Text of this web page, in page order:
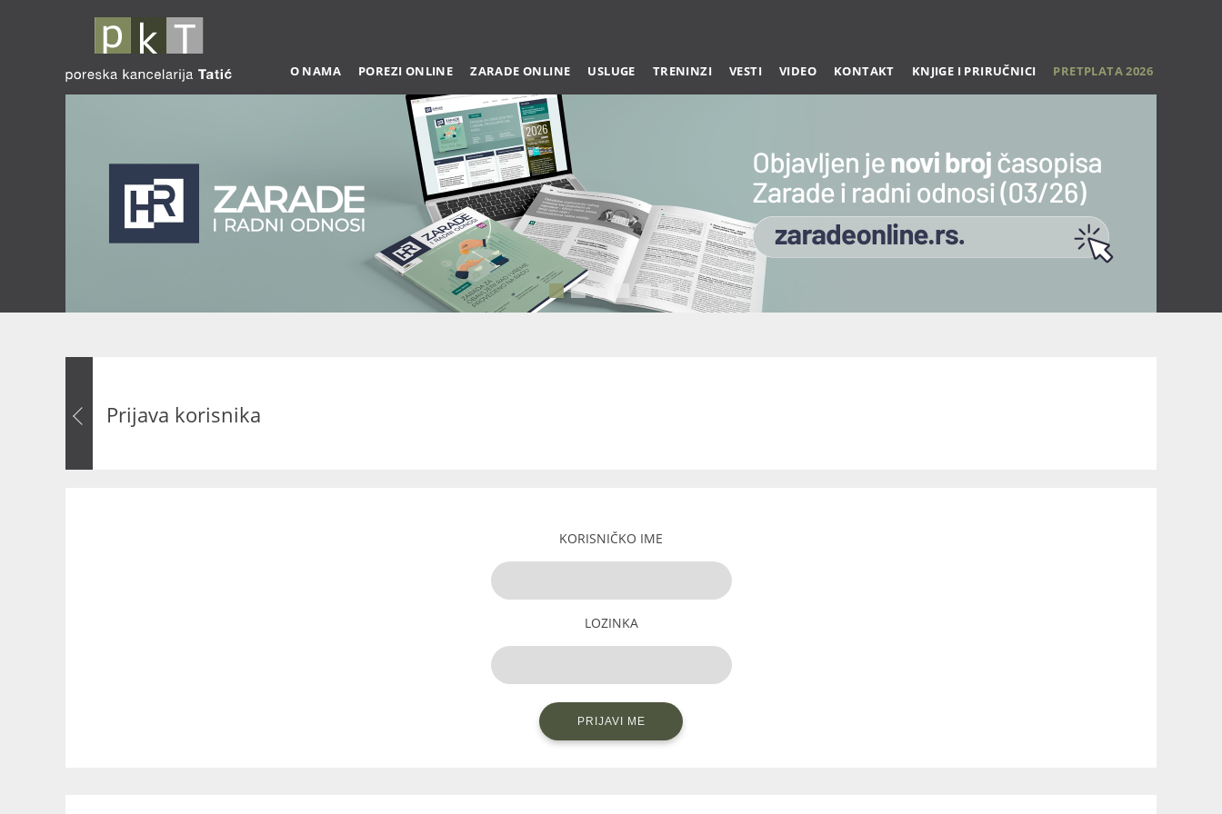
O NAMA POREZI ONLINE ZARADE ONLINE USLUGE TRENINZI VESTI VIDEO KONTAKT KNJIGE I PRIRUČNICI PRETPLATA 2026
Prijava korisnika
KORISNIČKO IME
LOZINKA